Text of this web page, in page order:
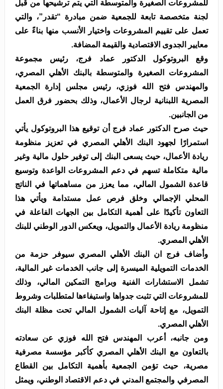
للمشروعات الصغيرة والمتوسطة التي يتم ترشيحها من قبل
لجنة متخصصة تابعة للجمعية ضمن مبادرة “تقدر”، والتي
تعمل على تقييم المشروعات واختيار الأنسب منها بناءً على
معايير الجدوى الاقتصادية والقيمة المضافة.
وقع البروتوكول الدكتور عماد فرج، رئيس مجموعة
المشروعات الصغيرة والمتوسطة بالبنك الأهلي المصري،
والمهندس فتح الله فوزي، رئيس مجلس إدارة الجمعية
المصرية اللبنانية لرجال الأعمال، وذلك بحضور فرق العمل
من الجانبين.
حيث صرح الدكتور عماد فرج أن توقيع هذا البروتوكول يأتي
استمرارًا لجهود البنك الأهلي المصري في تعزيز منظومة
ريادة الأعمال، حيث يسعى البنك إلى توفير حلول مالية وغير
مالية متكاملة تسهم في دعم المشروعات الواعدة وتوسيع
قاعدة الشمول المالي، مما يعزز من مساهماتها في الناتج
المحلي الإجمالي وخلق فرص عمل مستدامة ويأتي هذا
التعاون تأكيدًا على أهمية التكامل بين الجهات الفاعلة في
منظومة ريادة الأعمال والتمويل، ويعكس الدور الوطني للبنك
الأهلي المصري.
وأضاف فرج ان البنك الأهلي المصري سيوفر حزمة من
الخدمات التمويلية الميسرة إلى جانب الخدمات غير المالية،
تشمل الاستشارات الفنية وبرامج التمكين المالي، وذلك
للمشروعات التي تثبت جدواها واستيفاءها لمتطلبات وشروط
التمويل، مع إتاحة آليات الشمول المالي تحت مظلة البنك
الأهلي المصري.
ومن جانبه، أعرب المهندس فتح الله فوزي عن سعادته
بالتعاون مع البنك الأهلي المصري كأكبر مؤسسة مصرفية
مصرية، حيث تؤمن الجمعية بأهمية التكامل بين القطاع
المصرفي والمجتمع المدني في دعم الاقتصاد الوطني، ويمثل